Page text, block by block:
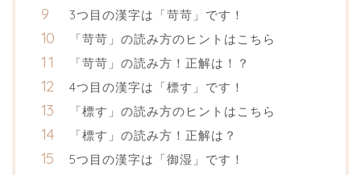
3つ目の漢字は「苛苛」です！
「苛苛」の読み方のヒントはこちら
「苛苛」の読み方！正解は！？
4つ目の漢字は「標す」です！
「標す」の読み方のヒントはこちら
「標す」の読み方！正解は？
5つ目の漢字は「御湿」です！